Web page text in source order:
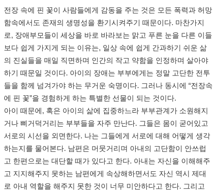
전장 속에 핀 꽃이 사람들에게 감동을 주는 것은 모든 폭력과 허망
함속에서도 존재의 생명성을 환기시켜주기 때문이다. 마찬가지
로, 장애부모들이 세상을 바로 바라보는 맑고 푸른 눈을 다른 이들
보다 쉽게 가지게 되는 이유는, 일상 속에 쉽게 간과하기 쉬운 삶
의 진실들을 매일 직면하며 인간의 작고 약함을 인정하며 살아야
하기 때문일 것이다. 아이의 장애는 부부에게는 정말 고단한 전투
들을 함께 넘겨가야 하는 무거운 숙명이다. 그러나 동시에 “전장속
에 핀 꽃”을 경험하게 하는 특별한 선물이 되는 것이다.
아이 때문에, 혹은 아이의 삶에 집중하느라 부부관계가 소원해지
거나 삐거덕거리는 부부들을 자주 만난다. 그들은 몸이 굳어있고
서로의 시선을 외면한다. 나는 그들에게 서로에 대해 어떻게 생각
하는지를 물어본다. 남편은 머뭇거리며 아내의 고단함이 안쓰럽
고 한편으로는 대단할 때가 있다고 한다. 아내는 자신을 이해해주
고 지지해주지 못하는 남편에게 속상해하면서도 자신 역시 제대
로 아내 역할을 해주지 못한 것이 너무 미안하다고 한다. 그리고